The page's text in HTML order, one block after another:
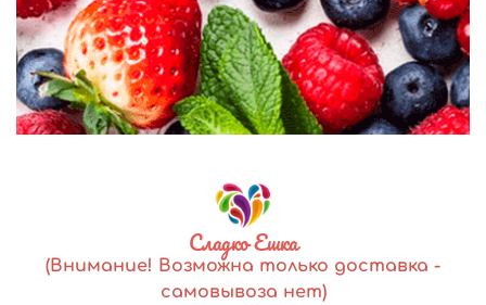
Сладко Ешка
(Внимание! Возможна только доставка -
самовывоза нет)